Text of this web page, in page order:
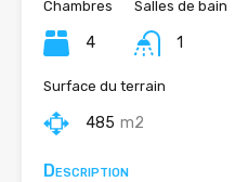
Chambres
4
Salles de bain
1
Surface du terrain
485 m2
Description